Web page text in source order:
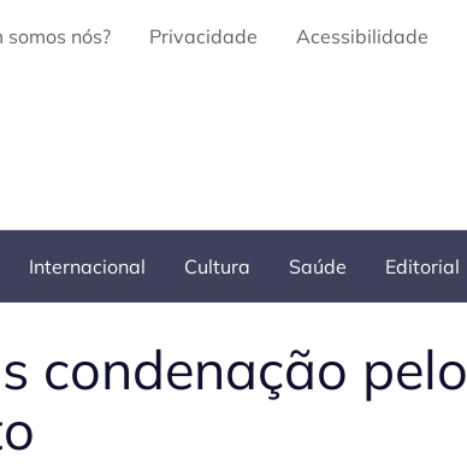
somos nós? Privacidade Acessibilidade
Internacional Cultura Saúde Editorial
condenação pelo